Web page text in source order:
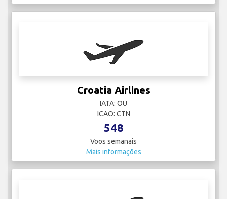
Croatia Airlines
IATA: OU
ICAO: CTN
548
Voos semanais
Mais informações